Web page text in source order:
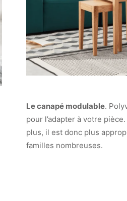
Le canapé modulable.
pour l’adapter à votre
plus, il est donc plus
familles nombreuses.